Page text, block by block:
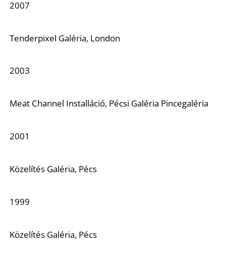
2007
Tenderpixel Galéria, London
2003
Meat Channel Installáció, Pécsi Galéria Pincegaléria
2001
Közelítés Galéria, Pécs
1999
Közelítés Galéria, Pécs